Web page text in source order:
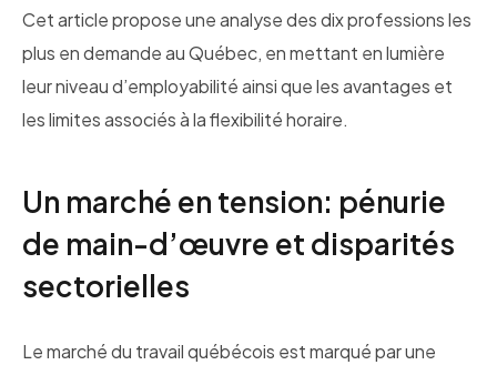
Cet article propose une analyse des dix professions les
plus en demande au Québec, en mettant en lumière
leur niveau d’employabilité ainsi que les avantages et
les limites associés à la flexibilité horaire.
Un marché en tension: pénurie
de main-d’œuvre et disparités
sectorielles
Le marché du travail québécois est marqué par une